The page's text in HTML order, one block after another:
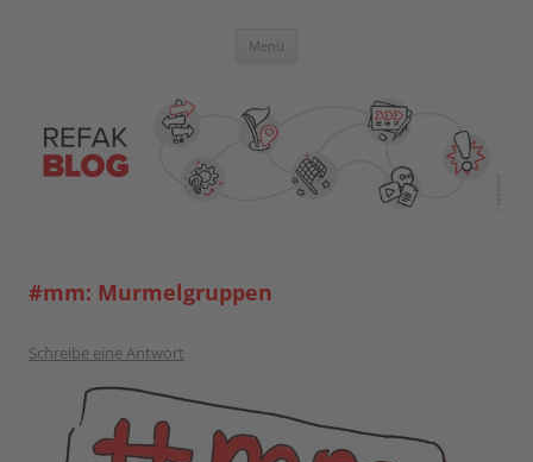
Blog der Referent:innen Akademie
Menü
#mm: Murmelgruppen
Schreibe eine Antwort